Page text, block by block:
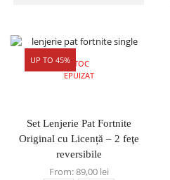
UP TO 45%STOC
EPUIZAT
Set Lenjerie Pat Fortnite
Original cu Licență – 2 feţe
reversibile
From:89,00 lei